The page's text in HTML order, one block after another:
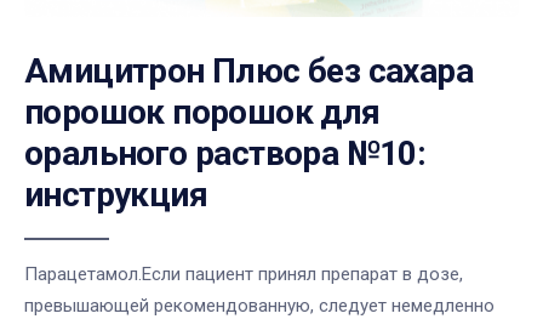
Амицитрон Плюс без сахара
порошок порошок для
орального раствора №10:
инструкция
Парацетамол.Если пациент принял препарат в дозе,
превышающей рекомендованную, следует немедленно